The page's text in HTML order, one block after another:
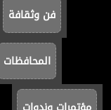
فن وثقافة
المحافظات